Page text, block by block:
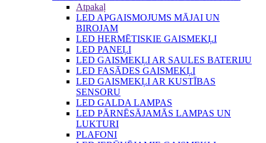
Atpakaļ
LED APGAISMOJUMS MĀJAI UN
BIROJAM
LED HERMĒTISKIE GAISMEKĻI
LED PANEĻI
LED GAISMEKĻI AR SAULES BATERIJU
LED FASĀDES GAISMEKĻI
LED GAISMEKĻI AR KUSTĪBAS
SENSORU
LED GALDA LAMPAS
LED PĀRNĒSĀJAMĀS LAMPAS UN
LUKTURI
PLAFONI